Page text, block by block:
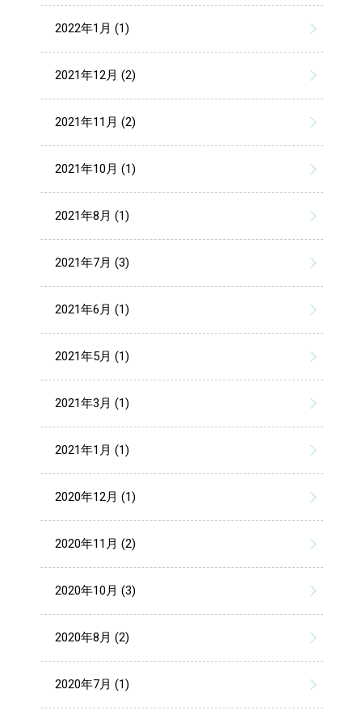
2022年1月 (1)
2021年12月 (2)
2021年11月 (2)
2021年10月 (1)
2021年8月 (1)
2021年7月 (3)
2021年6月 (1)
2021年5月 (1)
2021年3月 (1)
2021年1月 (1)
2020年12月 (1)
2020年11月 (2)
2020年10月 (3)
2020年8月 (2)
2020年7月 (1)